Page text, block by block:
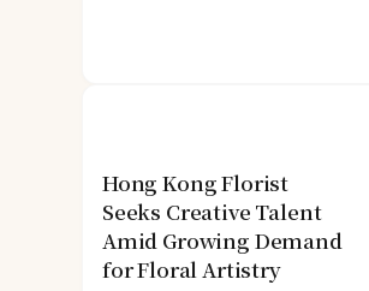
Hong Kong Florist
Seeks Creative Talent
Amid Growing Demand
for Floral Artistry